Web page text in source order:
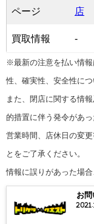
ページ
店
買取情報 -
※最新の注意を払い情報
性、確実性、安全性につ
また、閉店に関する情
的措置に伴う発令があっ
営業時間、店休日の変
とをご了承ください。
情報に誤りがあった場
お問